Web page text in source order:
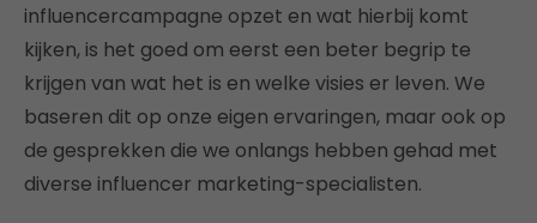
influencercampagne opzet en wat hierbij komt
kijken, is het goed om eerst een beter begrip te
krijgen van wat het is en welke visies er leven. We
baseren dit op onze eigen ervaringen, maar ook op
de gesprekken die we onlangs hebben gehad met
diverse influencer marketing-specialisten.